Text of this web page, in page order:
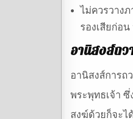
ไม่ควรวาง
รองเสียก่อ
อานิสงส์ถ
อานิสงส์การถ
พระพุทธเจ้า ซึ่
สงฆ์ด้วยก็จะไ